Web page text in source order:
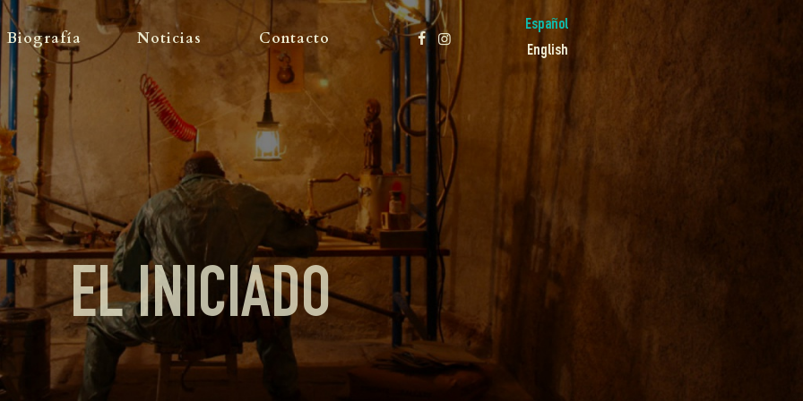
Biografía Noticias Contacto
Español
English
OBRA
BIOGRAFÍA
NOTICIAS
CONTACTO
EL INICIADO